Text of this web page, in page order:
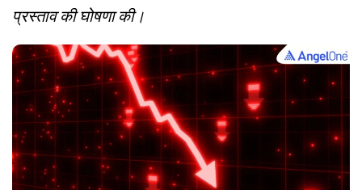
प्रस्ताव की घोषणा की।